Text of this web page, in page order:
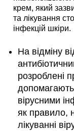
крем, який
та лікування
інфекцій шкіри.
На відміну
розроблені
допомагають
вірусними
як правило,
лікуванні